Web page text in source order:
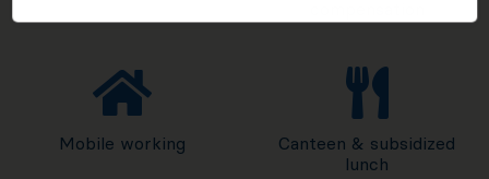
Mobile working
Canteen & subsidized
lunch